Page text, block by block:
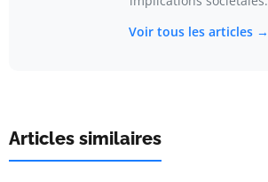
Voir tous les articles →
Articles similaires